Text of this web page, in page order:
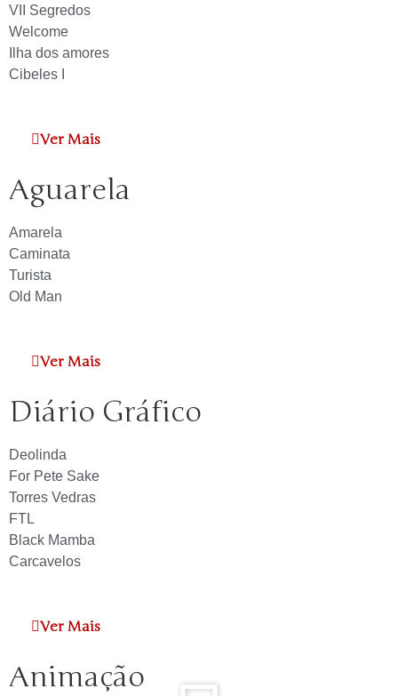
VII Segredos
Welcome
Ilha dos amores
Cibeles I
Ver Mais
Aguarela
Amarela
Caminata
Turista
Old Man
Ver Mais
Diário Gráfico
Deolinda
For Pete Sake
Torres Vedras
FTL
Black Mamba
Carcavelos
Ver Mais
Animação